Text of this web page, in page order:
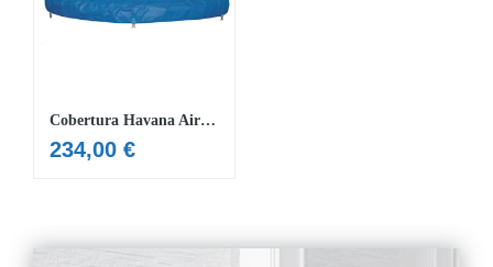
Cobertura Havana AirJet Lay-Z-Spa 180 cm x 66 cm
234,00 €